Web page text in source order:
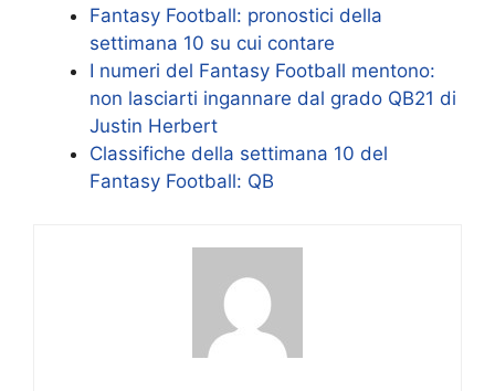
Fantasy Football: pronostici della
settimana 10 su cui contare
I numeri del Fantasy Football mentono:
non lasciarti ingannare dal grado QB21 di
Justin Herbert
Classifiche della settimana 10 del
Fantasy Football: QB